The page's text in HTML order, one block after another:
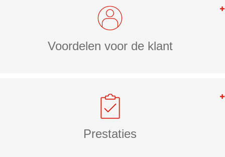
Voordelen voor de klant
Prestaties